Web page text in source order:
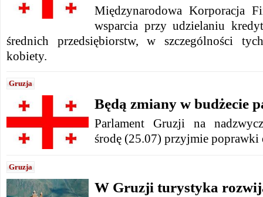
Międzynarodowa Korporacja
wsparcia przy udzielaniu
średnich przedsiębiorstw, w szczególności
kobiety.
Gruzja
Będą zmiany w budżecie
Parlament Gruzji na
środę (25.07) przyjmie poprawki
Gruzja
W Gruzji turystyka